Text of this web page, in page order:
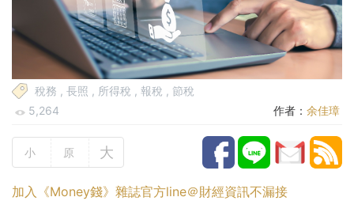
稅務 , 長照 , 所得稅 , 報稅 , 節稅
5,264
作者： 余佳璋
小 原 大
加入《Money錢》雜誌官方line＠財經資訊不漏接